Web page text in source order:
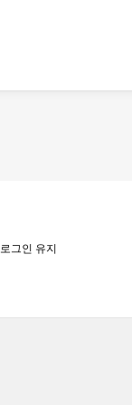
로그인 유지